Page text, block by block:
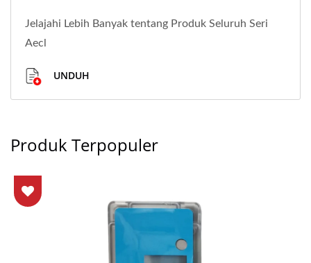
Jelajahi Lebih Banyak tentang Produk Seluruh Seri
Aecl
UNDUH
Produk Terpopuler